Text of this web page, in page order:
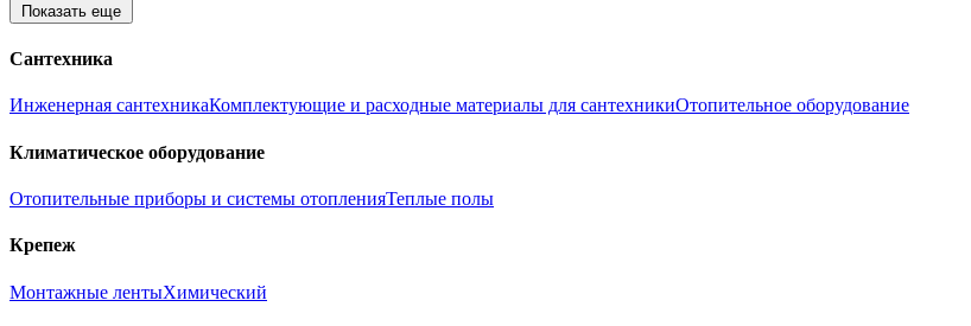
Показать еще
Сантехника
Инженерная сантехникаКомплектующие и расходные материалы для сантехникиОтопительное оборудование
Климатическое оборудование
Отопительные приборы и системы отопленияТеплые полы
Крепеж
Монтажные лентыХимический